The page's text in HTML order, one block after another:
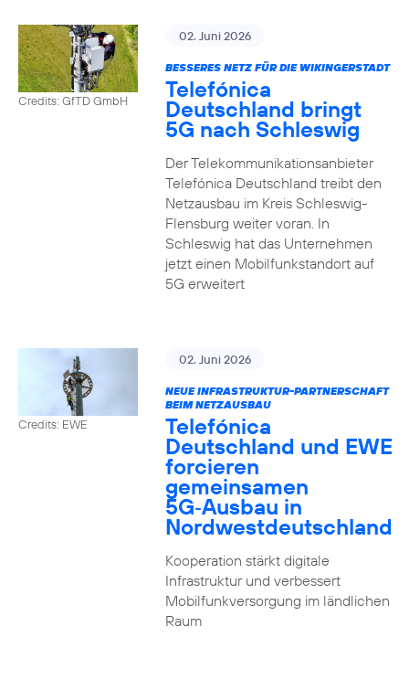
Credits: GfTD GmbH
02. Juni 2026
BESSERES NETZ FÜR DIE WIKINGERSTADT
Telefónica
Deutschland bringt
5G nach Schleswig
Der Telekommunikationsanbieter
Telefónica Deutschland treibt den
Netzausbau im Kreis Schleswig-
Flensburg weiter voran. In
Schleswig hat das Unternehmen
jetzt einen Mobilfunkstandort auf
5G erweitert
Credits: EWE
02. Juni 2026
NEUE INFRASTRUKTUR-PARTNERSCHAFT
BEIM NETZAUSBAU
Telefónica
Deutschland und EWE
forcieren
gemeinsamen
5G‑Ausbau in
Nordwestdeutschland
Kooperation stärkt digitale
Infrastruktur und verbessert
Mobilfunkversorgung im ländlichen
Raum